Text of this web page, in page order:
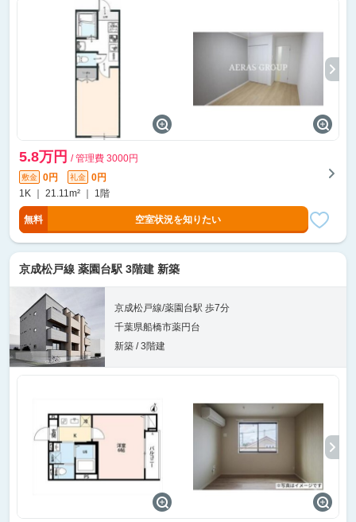
5.8万円 / 管理費 3000円
敷金 0円 礼金
0円
1K ｜ 21.11m² ｜ 1階
無料 空室状況を知りたい
京成松戸線 薬園台駅 3階建 新築
京成松戸線/薬園台駅 歩7分
千葉県船橋市薬円台
新築 / 3階建